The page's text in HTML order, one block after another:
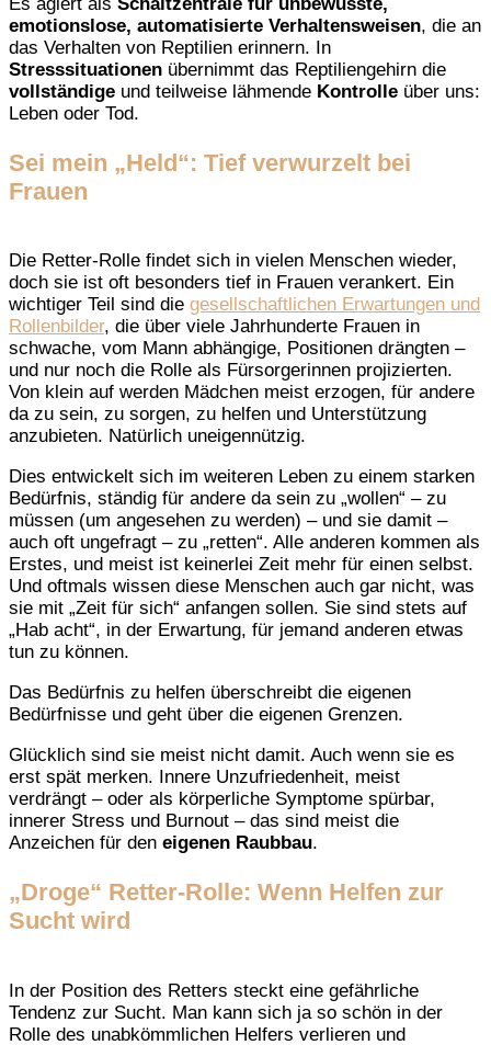
emotionslose, automatisierte Verhaltensweisen, die an
das Verhalten von Reptilien erinnern. In
Stresssituationen übernimmt das Reptiliengehirn die
vollständige und teilweise lähmende Kontrolle über uns:
Leben oder Tod.
Sei mein „Held“: Tief verwurzelt bei
Frauen
Die Retter-Rolle findet sich in vielen Menschen wieder,
doch sie ist oft besonders tief in Frauen verankert. Ein
wichtiger Teil sind die gesellschaftlichen Erwartungen und
Rollenbilder, die über viele Jahrhunderte Frauen in
schwache, vom Mann abhängige, Positionen drängten –
und nur noch die Rolle als Fürsorgerinnen projizierten.
Von klein auf werden Mädchen meist erzogen, für andere
da zu sein, zu sorgen, zu helfen und Unterstützung
anzubieten. Natürlich uneigennützig.
Dies entwickelt sich im weiteren Leben zu einem starken
Bedürfnis, ständig für andere da sein zu „wollen“ – zu
müssen (um angesehen zu werden) – und sie damit –
auch oft ungefragt – zu „retten“. Alle anderen kommen als
Erstes, und meist ist keinerlei Zeit mehr für einen selbst.
Und oftmals wissen diese Menschen auch gar nicht, was
sie mit „Zeit für sich“ anfangen sollen. Sie sind stets auf
„Hab acht“, in der Erwartung, für jemand anderen etwas
tun zu können.
Das Bedürfnis zu helfen überschreibt die eigenen
Bedürfnisse und geht über die eigenen Grenzen.
Glücklich sind sie meist nicht damit. Auch wenn sie es
erst spät merken. Innere Unzufriedenheit, meist
verdrängt – oder als körperliche Symptome spürbar,
innerer Stress und Burnout – das sind meist die
Anzeichen für den eigenen Raubbau.
„Droge“ Retter-Rolle: Wenn Helfen zur
Sucht wird
In der Position des Retters steckt eine gefährliche
Tendenz zur Sucht. Man kann sich ja so schön in der
Rolle des unabkömmlichen Helfers verlieren und